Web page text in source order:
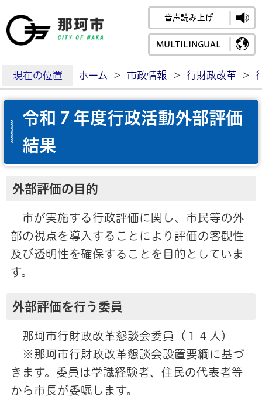
那珂市公式ホームペ
音声読み上げ
MULTILINGUAL
現在の位置 ホーム > 市政情報 > 行財政改革 >
令和７年度行政活動外部評価
結果
外部評価の目的
市が実施する行政評価に関し、市民等の外
部の視点を導入することにより評価の客観性
及び透明性を確保することを目的としていま
す。
外部評価を行う委員
那珂市行財政改革懇談会委員（１４人）
※那珂市行財政改革懇談会設置要綱に基づ
きます。委員は学識経験者、住民の代表者等
から市長が委嘱します。